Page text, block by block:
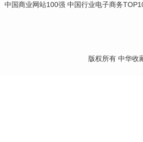
中国商业网站100强 中国行业电子商务
版权所有 中华收